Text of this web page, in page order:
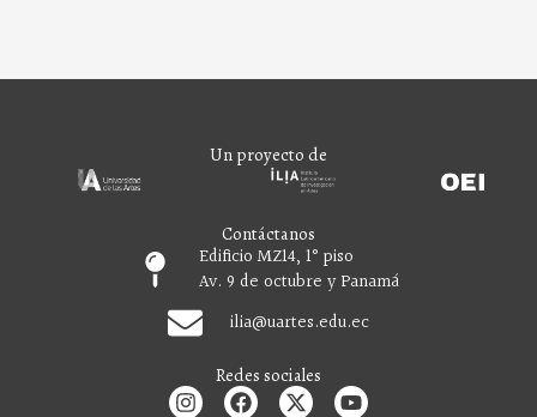
Un proyecto de
Contáctanos
Edificio MZ14, 1° piso
Av. 9 de octubre y Panamá
ilia@uartes.edu.ec
Redes sociales
I F X Y